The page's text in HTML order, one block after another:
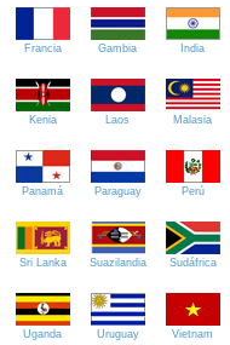
Francia Gambia India
Kenia Laos Malasia
Panamá Paraguay Perú
Sri Lanka Suazilandia Sudáfrica
Uganda Uruguay Vietnam